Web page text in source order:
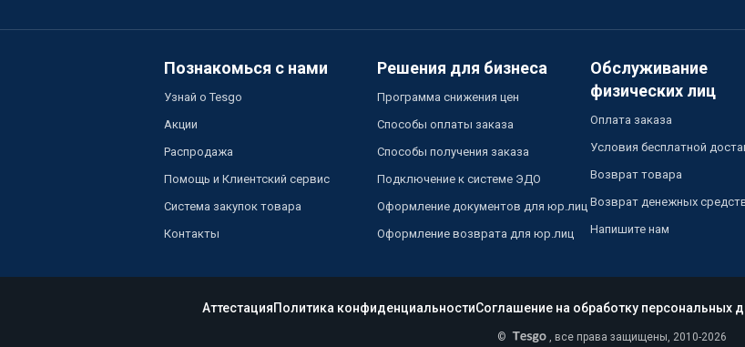
Познакомься с нами
Узнай о Tesgo
Акции
Распродажа
Помощь и Клиентский сервис
Система закупок товара
Контакты
Решения для бизнеса
Программа снижения цен
Способы оплаты заказа
Способы получения заказа
Подключение к системе ЭДО
Оформление документов для юр.лиц
Оформление возврата для юр.лиц
Обслуживание
физических лиц
Оплата заказа
Условия бесплатной
Возврат товара
Возврат денежных
Напишите нам
АттестацияПолитика конфиденциальностиСоглашение на обработку персональных
© , все права защищены, 2010-2026